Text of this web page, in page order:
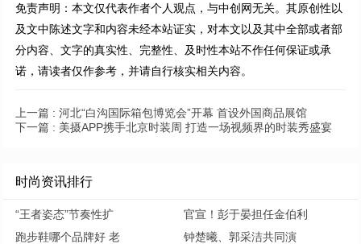
免责声明：本文仅代表作者个人观点，与中创网无关。其原创性以
及文中陈述文字和内容未经本站证实，对本文以及其中全部或者部
分内容、文字的真实性、完整性、及时性本站不作任何保证或承
诺，请读者仅作参考，并请自行核实相关内容。
上一篇 : 河北“白沟国际箱包博览会”开幕 首设外国商品展馆
下一篇 : 美摄APP携手北京时装周 打造一场视频界的时装秀盛宴
时尚资讯排行
“王者姿态”节奏性扩
官宣！彭于晏担任金伯利
跑步鞋哪个品牌好 老
钟楚曦、郭采洁共同演